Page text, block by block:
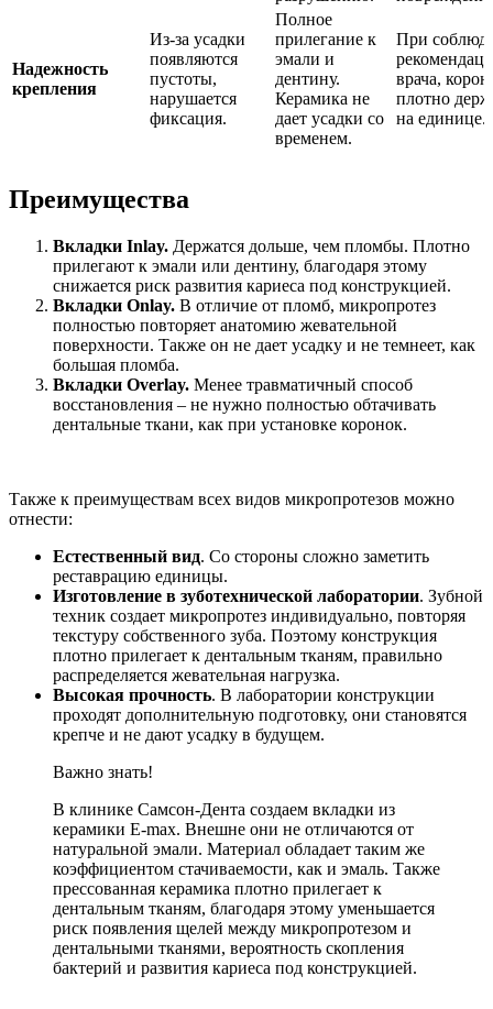
Надежность
крепления
Из-за усадки
появляются
пустоты,
нарушается
фиксация.
Полное
прилегание к
эмали и
дентину.
Керамика не
дает усадки со
временем.
При
врача,
плотно
на единице.
Преимущества
Вкладки Inlay. Держатся дольше, чем пломбы. Плотно
прилегают к эмали или дентину, благодаря этому
снижается риск развития кариеса под конструкцией.
Вкладки Onlay. В отличие от пломб, микропротез
полностью повторяет анатомию жевательной
поверхности. Также он не дает усадку и не темнеет, как
большая пломба.
Вкладки Overlay. Менее травматичный способ
восстановления – не нужно полностью обтачивать
дентальные ткани, как при установке коронок.
Также к преимуществам всех видов микропротезов можно
отнести:
Естественный вид. Со стороны сложно заметить
реставрацию единицы.
Изготовление в зуботехнической лаборатории. Зубной
техник создает микропротез индивидуально, повторяя
текстуру собственного зуба. Поэтому конструкция
плотно прилегает к дентальным тканям, правильно
распределяется жевательная нагрузка.
Высокая прочность. В лаборатории конструкции
проходят дополнительную подготовку, они становятся
крепче и не дают усадку в будущем.
Важно знать!
В клинике Самсон-Дента создаем вкладки из
керамики E-max. Внешне они не отличаются от
натуральной эмали. Материал обладает таким же
коэффициентом стачиваемости, как и эмаль. Также
прессованная керамика плотно прилегает к
дентальным тканям, благодаря этому уменьшается
риск появления щелей между микропротезом и
дентальными тканями, вероятность скопления
бактерий и развития кариеса под конструкцией.